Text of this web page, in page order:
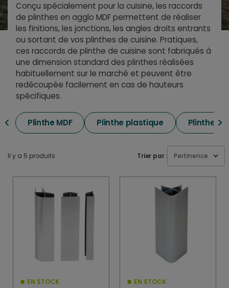
Conçu spécialement pour la cuisine, les raccords
de plinthes en agglo MDF permettent de réaliser
les finitions, les jonctions, les angles droits entrants
ou sortant de vos plinthes de cuisine. Pratiques,
ces raccords de plinthe de cuisine sont fabriqués à
une dimension standard des plinthes réalisées
habituellement sur le marché et peuvent être
redécoupée facilement en cas de hauteurs
spécifiques.
Plinthe MDF Plinthe plastique Plinthe
Il y a 5 produits. Trier par : Pertinence
EN STOCK EN STOCK